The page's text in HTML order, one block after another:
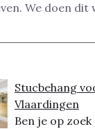
We doen dit
Stucbehang
Vlaardingen
Ben je op